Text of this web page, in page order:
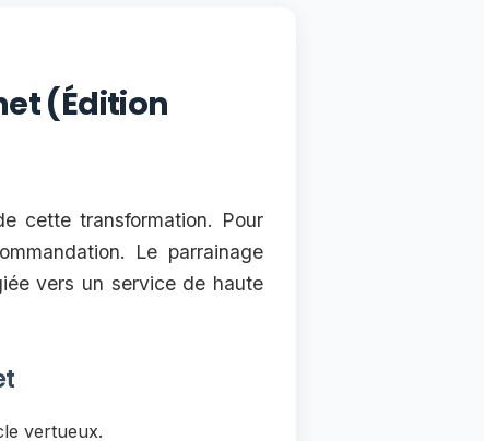
(Édition
cette transformation. Pour
Le parrainage
vers un service de haute
vertueux.